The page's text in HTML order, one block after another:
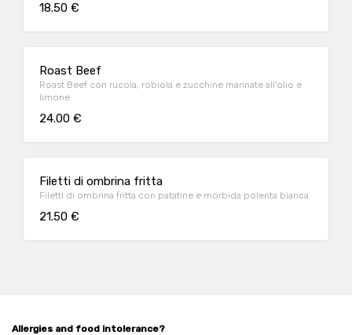
18.50 €
Roast Beef
Roast Beef con rucola, robiola e zucchine marinate all'olio e
limone
24.00 €
Filetti di ombrina fritta
Filetti di ombrina fritta con patatine e morbida polenta bianca
21.50 €
Allergies and food intolerance?